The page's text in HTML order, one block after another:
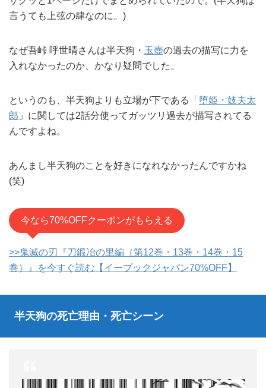
言うても上弦の肆なのに。)
なぜ吾峠 呼世晴さんは半天狗・ 玉壺の過去の描写に力を
入れなかったのか、かなり疑問でした。
というのも、半天狗よりも立場が下である「 堕姫・妓夫太
郎 」に関しては2話分使ってガッツリ過去が描写されてる
んですよね。
あんまし半天狗のことを好きになれなかったんですかね
(笑)
今なら70%OFFクーポンがもらえる
>>鬼滅の刃『刀鍛冶の里編（第12巻・13巻・14巻・15
巻）』を今すぐ読む【イーブックジャパン70%OFF】
半天狗の死亡理由・死亡シーン